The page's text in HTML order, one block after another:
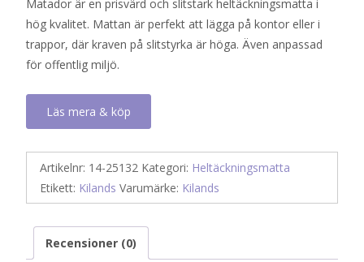
Matador är en prisvärd och slitstark heltäckningsmatta i
hög kvalitet. Mattan är perfekt att lägga på kontor eller i
trappor, där kraven på slitstyrka är höga. Även anpassad
för offentlig miljö.
Läs mera & köp
Artikelnr: 14-25132 Kategori: Heltäckningsmatta
Etikett: Kilands Varumärke: Kilands
Recensioner (0)